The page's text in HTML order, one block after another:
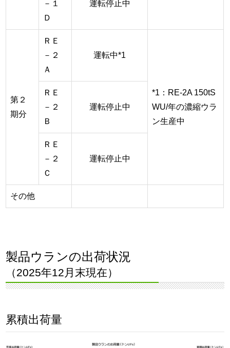
－１
Ｄ
運転停止中
第２
期分
ＲＥ
－２
Ａ
運転中*1
*1：RE-2A 150tS
WU/年の濃縮ウラ
ン生産中
ＲＥ
－２
Ｂ
運転停止中
ＲＥ
－２
Ｃ
運転停止中
その他
製品ウランの出荷状況
（2025年12月末現在）
累積出荷量